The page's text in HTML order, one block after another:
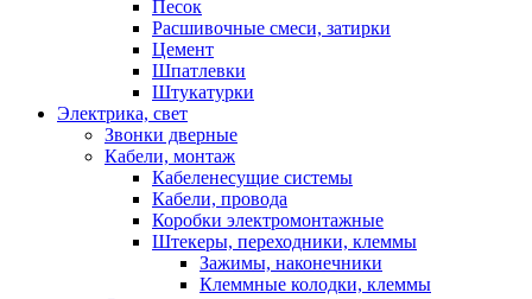
Песок
Расшивочные смеси, затирки
Цемент
Шпатлевки
Штукатурки
Электрика, свет
Звонки дверные
Кабели, монтаж
Кабеленесущие системы
Кабели, провода
Коробки электромонтажные
Штекеры, переходники, клеммы
Зажимы, наконечники
Клеммные колодки, клеммы